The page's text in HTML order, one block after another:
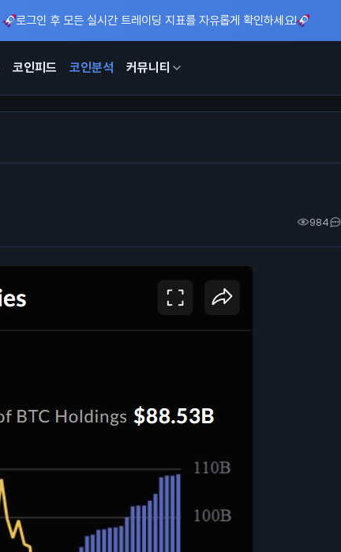
로그인 후 모든 실시간 트레이딩 지표를 자유롭게 확인하세요!
코인피드 코인분석 커뮤니티
984